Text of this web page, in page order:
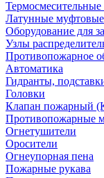
Латунные
Оборудование для
Узлы
Противопожарное
Автоматика
Гидранты,
Головки
Клапан пожарный
Противопожарные
Огнетушители
Оросители
Огнеупорная пена
Пожарные рукава